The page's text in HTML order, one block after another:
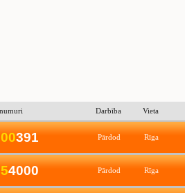
Darbība Vieta
00391 Pārdod Rīga
54000 Pārdod Rīga